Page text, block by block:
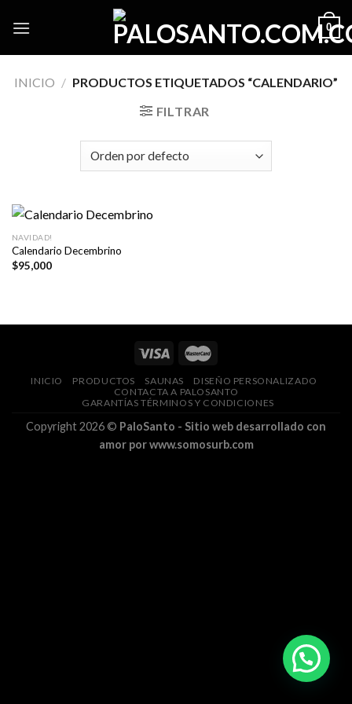
0
INICIO / PRODUCTOS ETIQUETADOS “CALENDARIO”
FILTRAR
NAVIDAD!
Calendario Decembrino
$95,000
INICIO PRODUCTOS SAUNAS
DISEÑO PERSONALIZADO
CONTACTA A PALOSANTO
GARANTÍAS TÉRMINOS Y CONDICIONES
Copyright 2026 © PaloSanto - Sitio web desarrollado con
amor por www.somosurb.com